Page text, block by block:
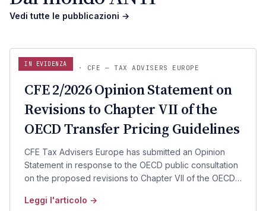
Vedi tutte le pubblicazioni →
CFE — TAX ADVISERS EUROPE
IN EVIDENZA
22 LUG 2026 · CFE — TAX ADVISERS EUROPE
CFE 2/2026 Opinion Statement on
Revisions to Chapter VII of the
OECD Transfer Pricing Guidelines
CFE Tax Advisers Europe has submitted an Opinion
Statement in response to the OECD public consultation
on the proposed revisions to Chapter VII of the OECD
services.
Leggi l'articolo →